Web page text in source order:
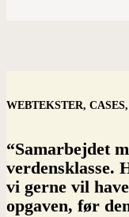
WEBTEKSTER,
“Samarbejdet
verdensklasse.
vi gerne vil
opgaven, før